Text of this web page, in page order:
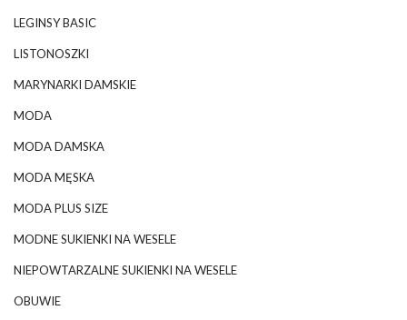
LEGINSY BASIC
LISTONOSZKI
MARYNARKI DAMSKIE
MODA
MODA DAMSKA
MODA MĘSKA
MODA PLUS SIZE
MODNE SUKIENKI NA WESELE
NIEPOWTARZALNE SUKIENKI NA WESELE
OBUWIE